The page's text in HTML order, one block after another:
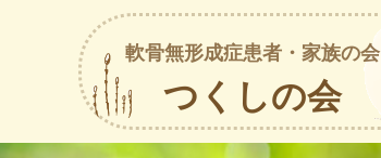
軟骨無形成症患者・家族の会
つくしの会